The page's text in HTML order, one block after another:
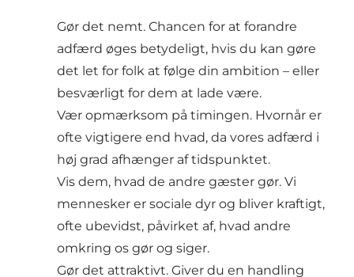
Gør det nemt. Chancen for at forandre
adfærd øges betydeligt, hvis du kan gøre
det let for folk at følge din ambition – eller
besværligt for dem at lade være.
Vær opmærksom på timingen. Hvornår er
ofte vigtigere end hvad, da vores adfærd i
høj grad afhænger af tidspunktet.
Vis dem, hvad de andre gæster gør. Vi
mennesker er sociale dyr og bliver kraftigt,
ofte ubevidst, påvirket af, hvad andre
omkring os gør og siger.
Gør det attraktivt. Giver du en handling